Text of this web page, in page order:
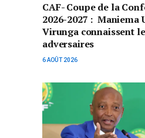
CAF- Coupe de la
2026-2027 : Maniema
Virunga connaissent
adversaires
6 AOÛT 2026